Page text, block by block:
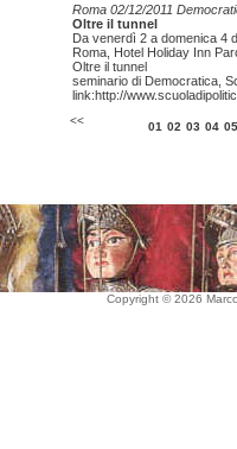
Roma 02/12/2011
Oltre il tunnel
Da venerdì 2 a domenica 4
Roma, Hotel Holiday Inn
Oltre il tunnel
seminario di Democratica,
link:http://
<< 01 02 03 04 05
Copyright © 2026